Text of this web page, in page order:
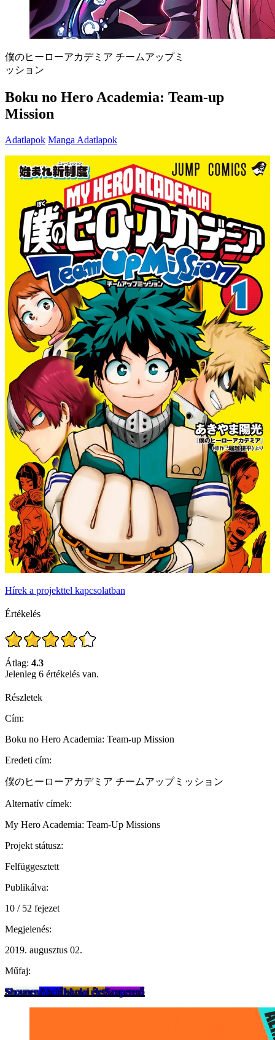
僕のヒーローアカデミア チームアップミ
ッション
Boku no Hero Academia: Team-up
Mission
Adatlapok Manga Adatlapok
Hírek a projekttel kapcsolatban
Értékelés
Átlag: 4.3
Jelenleg 6 értékelés van.
Részletek
Cím:
Boku no Hero Academia: Team-up Mission
Eredeti cím:
僕のヒーローアカデミア チームアップミッション
Alternatív címek:
My Hero Academia: Team-Up Missions
Projekt státusz:
Felfüggesztett
Publikálva:
10 / 52 fejezet
Megjelenés:
2019. augusztus 02.
Műfaj:
ShounenAkcióIskolai életSzupererő